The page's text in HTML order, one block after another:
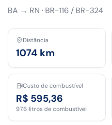
BA → RN · BR-116 / BR-324
Distância
1074 km
Custo de combustível
R$ 595,36
97.6 litros de combustível